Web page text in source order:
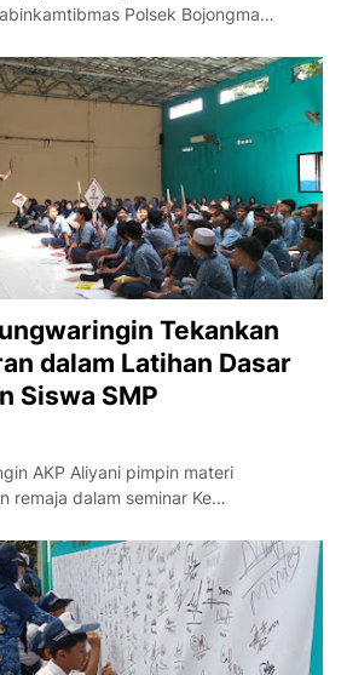
Polsek Bojongma…
Tekankan
dalam Latihan Dasar
Siswa SMP
AKP Aliyani pimpin materi
remaja dalam seminar Ke…